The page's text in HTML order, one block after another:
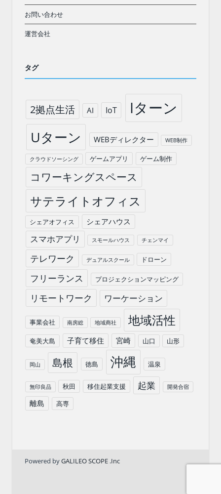
お問い合わせ
運営会社
タグ
2拠点生活 AI IoT Iターン
Uターン WEBディレクター WEB制作
クラウドソーシング ゲームアプリ ゲーム制作
コワーキングスペース
サテライトオフィス
シェアオフィス シェアハウス
スマホアプリ スモールハウス チェンマイ
テレワーク デュアルスクール ドローン
フリーランス プロジェクションマッピング
リモートワーク ワーケーション
事業会社 南房総 地域商社 地域活性
奄美大島 子育て移住 宮崎 山口 山形
岡山 島根 徳島 沖縄 温泉
無印良品 秋田 移住起業支援 起業 開発合宿
離島 高専
Powered byGALILEO SCOPE .Inc